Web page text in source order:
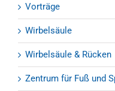
Vorträge
Wirbelsäule
Wirbelsäule & Rücken
Zentrum für Fuß und